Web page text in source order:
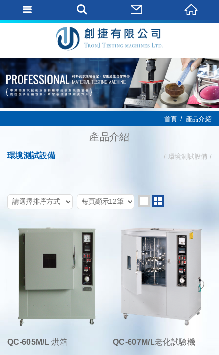
產品介紹
首頁 產品介紹
環境測試設備 環境測試設備
QC-605M/L 烘箱 QC-607M/L老化試驗機